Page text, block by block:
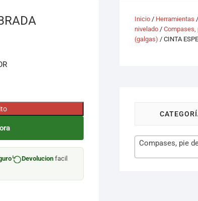
Devolucion facil
Inicio / Herramientas /
nivelado / Compases,
(galgas) / CINTA
Compases, pie de